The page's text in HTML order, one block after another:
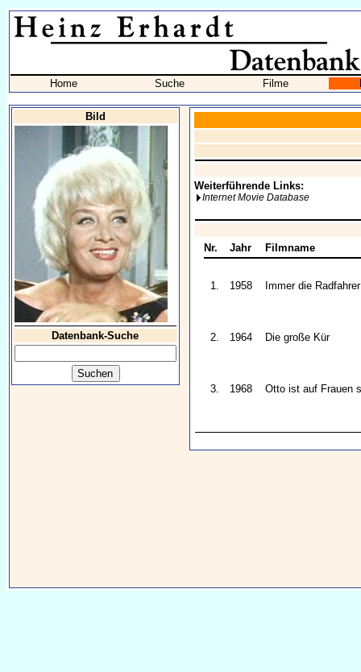
Home Suche Filme
Bild
Datenbank-Suche
Weiterführende Links:
Internet Movie Database
Nr. Jahr Filmname
1. 1958 Immer die Radfahrer
2. 1964 Die große Kür
3. 1968 Otto ist auf Frauen